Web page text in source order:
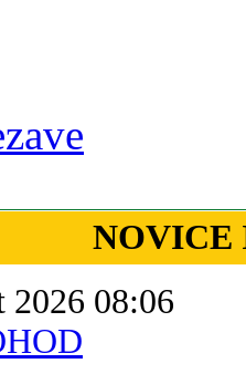
NOVICE
2026 08:06